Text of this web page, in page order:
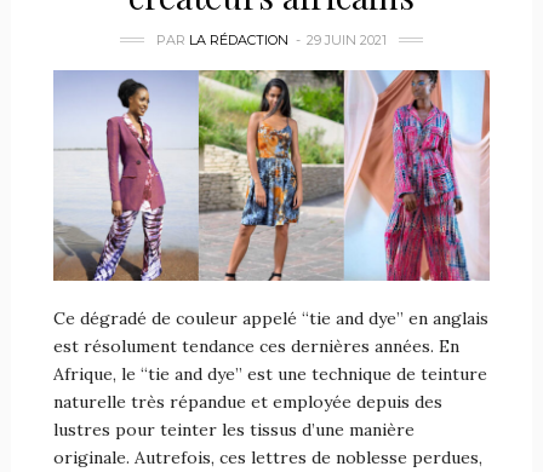
PAR LA RÉDACTION 29 JUIN 2021
Ce dégradé de couleur appelé “tie and dye” en anglais
est résolument tendance ces dernières années. En
Afrique, le “tie and dye” est une technique de teinture
naturelle très répandue et employée depuis des
lustres pour teinter les tissus d’une manière
originale. Autrefois, ces lettres de noblesse perdues,